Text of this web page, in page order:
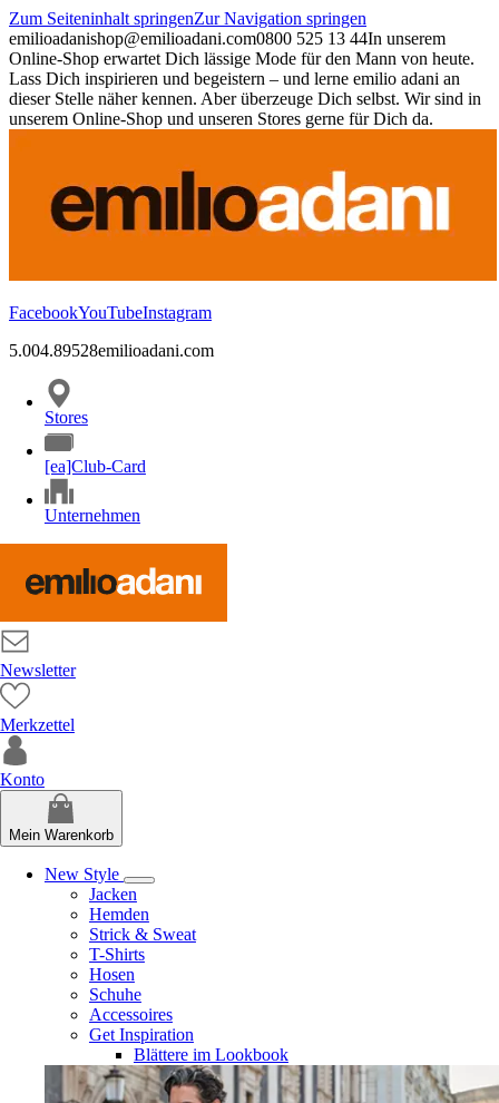
Zum Seiteninhalt springenZur Navigation springen
emilioadanishop@emilioadani.com0800 525 13 44In unserem
Online-Shop erwartet Dich lässige Mode für den Mann von heute.
Lass Dich inspirieren und begeistern – und lerne emilio adani an
dieser Stelle näher kennen. Aber überzeuge Dich selbst. Wir sind in
unserem Online-Shop und unseren Stores gerne für Dich da.
FacebookYouTubeInstagram
5.004.89528emilioadani.com
Stores
[ea]Club-Card
Unternehmen
Newsletter
Merkzettel
Konto
Mein Warenkorb
New Style
Jacken
Hemden
Strick & Sweat
T-Shirts
Hosen
Schuhe
Accessoires
Get Inspiration
Blättere im Lookbook